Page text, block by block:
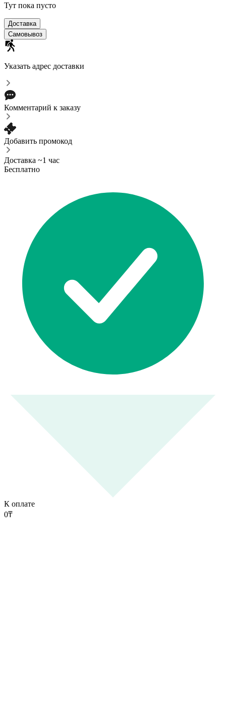
Тут пока пусто
Доставка
Самовывоз
Указать адрес доставки
Комментарий к заказу
Добавить промокод
Доставка ~1 час
Бесплатно
К оплате
0₸